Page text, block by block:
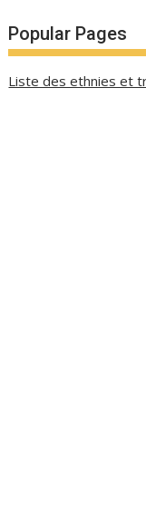
Popular Pages
Liste des ethnies et